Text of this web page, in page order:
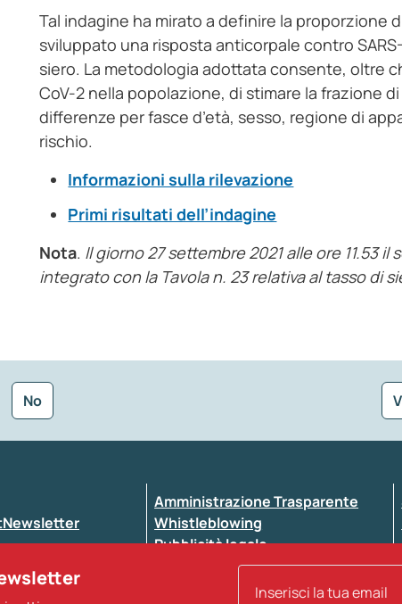
Tal indagine ha mirato a definire la proporzione
sviluppato una risposta anticorpale contro
siero. La metodologia adottata consente, oltre
CoV-2 nella popolazione, di stimare la frazione
differenze per fasce d’età, sesso, regione di
rischio.
Informazioni sulla rilevazione
Primi risultati dell’indagine
Nota. Il giorno 27 settembre 2021 alle ore 11.53
integrato con la Tavola n. 23 relativa al tasso di
No
Seleziona la tipologia della segnalazione
Amministrazione Trasparente
Whistleblowing
Pubblicità legale
Atti di notifica